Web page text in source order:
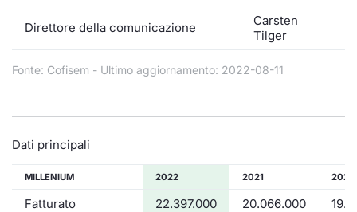
Direttore della comunicazione
Carsten
Tilger
Fonte: Cofisem - Ultimo aggiornamento: 2022-08-11
Dati principali
MILLENIUM 2022 2021 2020
Fatturato 22.397.000 20.066.000